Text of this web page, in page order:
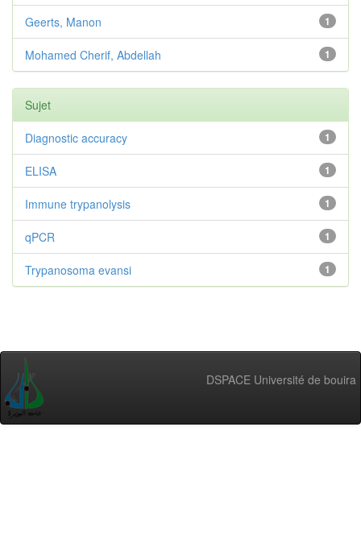
1
Geerts, Manon
1
Mohamed Cherif, Abdellah
Sujet
1
Diagnostic accuracy
1
ELISA
1
Immune trypanolysis
1
qPCR
1
Trypanosoma evansi
DSPACE Université de bouira